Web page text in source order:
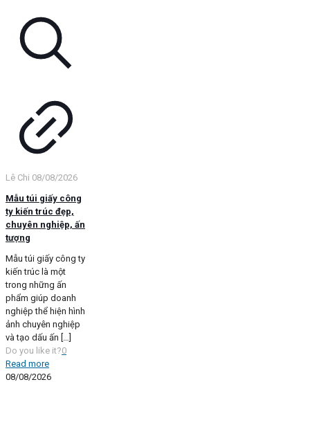
Lê Chi 08/08/2026
Mẫu túi giấy công
ty kiến trúc đẹp,
chuyên nghiệp, ấn
tượng
Mẫu túi giấy công ty
kiến trúc là một
trong những ấn
phẩm giúp doanh
nghiệp thể hiện hình
ảnh chuyên nghiệp
và tạo dấu ấn […]
Do you like it?0
Read more
08/08/2026